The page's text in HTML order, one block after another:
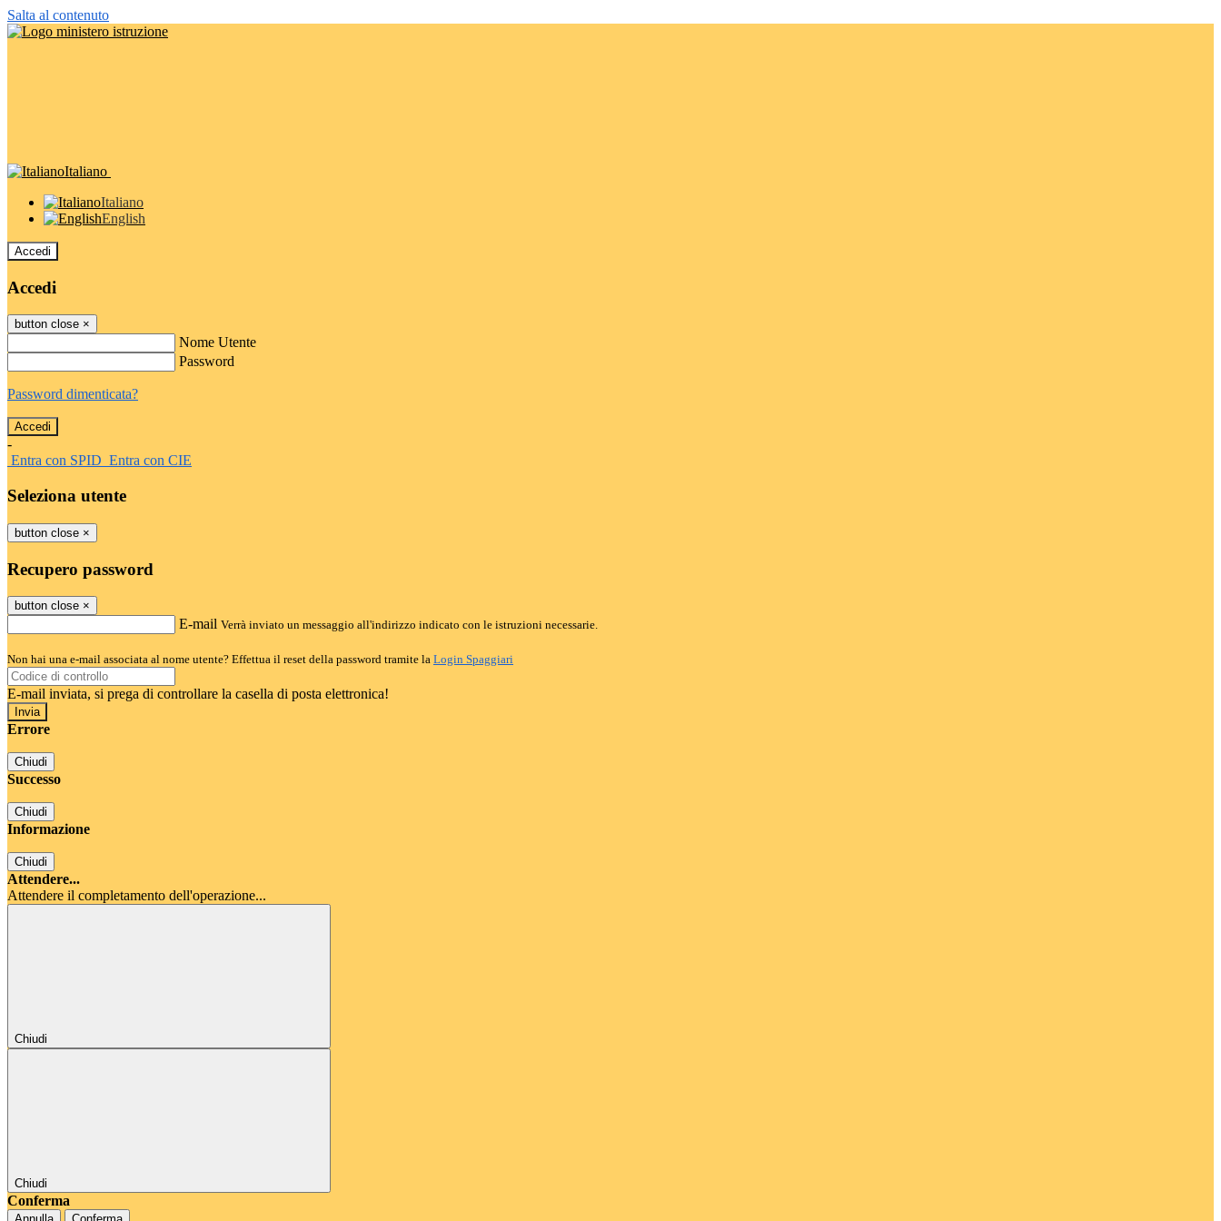
Salta al contenuto
Italiano
Italiano
English
Accedi
Accedi
button close ×
Nome Utente
Password
Password dimenticata?
-
Entra con SPID Entra con CIE
Seleziona utente
button close ×
Recupero password
button close ×
E-mail Verrà inviato un messaggio all'indirizzo indicato con le istruzioni necessarie.
Non hai una e-mail associata al nome utente? Effettua il reset della password tramite la Login Spaggiari
E-mail inviata, si prega di controllare la casella di posta elettronica!
Errore
Chiudi
Successo
Chiudi
Informazione
Chiudi
Attendere...
Attendere il completamento dell'operazione...
Chiudi
Chiudi
Conferma